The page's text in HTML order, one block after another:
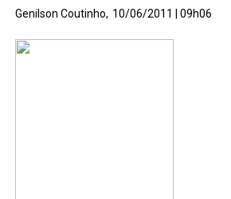
Genilson Coutinho, 10/06/2011 | 09h06